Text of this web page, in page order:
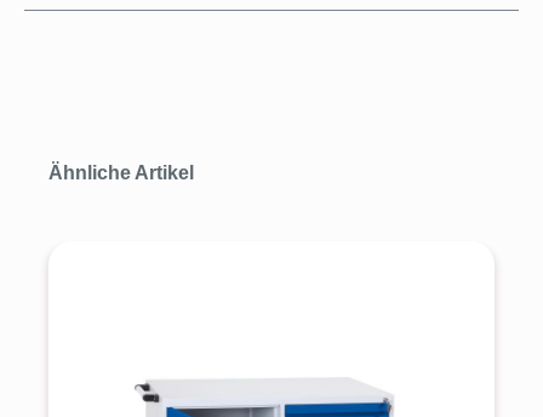
Produktgalerie überspringen
Ähnliche Artikel